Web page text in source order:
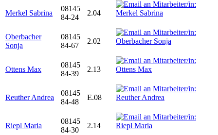
Merkel Sabrina
08145
84-24
2.04
Oberbacher
Sonja
08145
84-67
2.02
Ottens Max
08145
84-39
2.13
Reuther Andrea
08145
84-48
E.08
Riepl Maria
08145
84-30
2.14